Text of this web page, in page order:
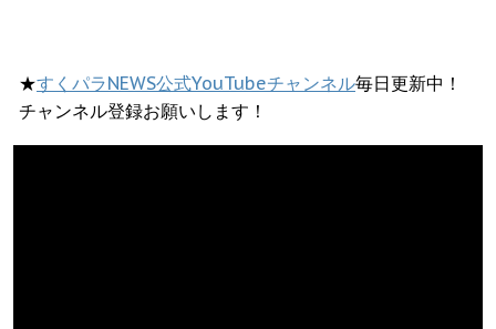
★すくパラNEWS公式YouTubeチャンネル毎日更新中！
チャンネル登録お願いします！